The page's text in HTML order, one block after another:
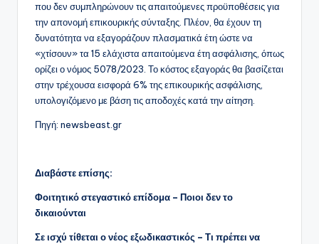
που δεν συμπληρώνουν τις απαιτούμενες προϋποθέσεις για
την απονομή επικουρικής σύνταξης. Πλέον, θα έχουν τη
δυνατότητα να εξαγοράζουν πλασματικά έτη ώστε να
«χτίσουν» τα 15 ελάχιστα απαιτούμενα έτη ασφάλισης, όπως
ορίζει ο νόμος 5078/2023. Το κόστος εξαγοράς θα βασίζεται
στην τρέχουσα εισφορά 6% της επικουρικής ασφάλισης,
υπολογιζόμενο με βάση τις αποδοχές κατά την αίτηση.
Πηγή: newsbeast.gr
Διαβάστε επίσης:
Φοιτητικό στεγαστικό επίδομα – Ποιοι δεν το
δικαιούνται
Σε ισχύ τίθεται ο νέος εξωδικαστικός – Τι πρέπει να